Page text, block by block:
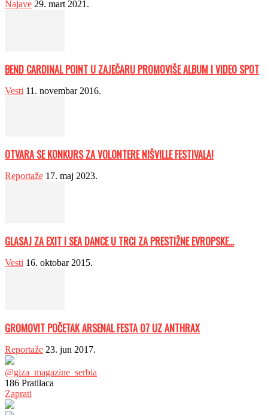
Najave 29. mart 2021.
BEND CARDINAL POINT U ZAJEČARU PROMOVIŠE ALBUM I VIDEO SPOT
Vesti 11. novembar 2016.
OTVARA SE KONKURS ZA VOLONTERE NIŠVILLE FESTIVALA!
Reportaže 17. maj 2023.
GLASAJ ZA EXIT I SEA DANCE U TRCI ZA PRESTIŽNE EVROPSKE...
Vesti 16. oktobar 2015.
GROMOVIT POČETAK ARSENAL FESTA 07 UZ ANTHRAX
Reportaže 23. jun 2017.
@giza_magazine_serbia
186 Pratilaca
Zaprati